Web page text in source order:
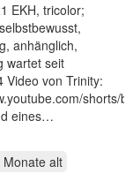
EKH, tricolor;
anhänglich,
wartet seit
Video von Trinity:
shorts/
eines…
alt